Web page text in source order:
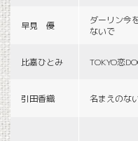
早見 優
ダーリン今
ないで
比嘉ひとみ TOKYO恋
引田香織 名まえのな